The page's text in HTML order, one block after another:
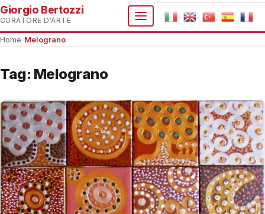
Giorgio Bertozzi
CURATORE D'ARTE
Home Melograno
Tag: Melograno